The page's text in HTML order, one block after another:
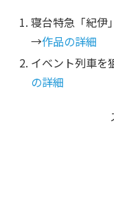
寝台特急「紀伊
→作品の詳細
イベント列車
の詳細